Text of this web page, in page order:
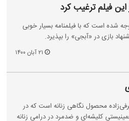
فیلم ترغیب کرد
شده است که با فیلمنامه بسیار خوبی
بازی در «آبجی» را بپذیرد.
محصول نگاهی زنانه است که در
کلیشه‌ای و ضدمرد در درامی زنانه